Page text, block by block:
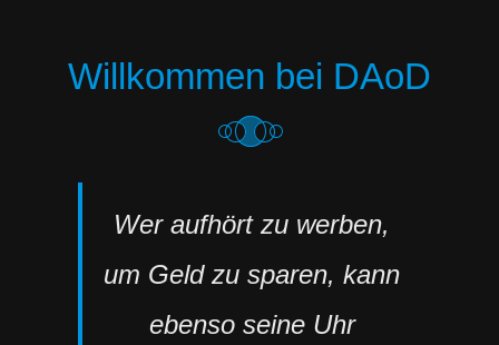
Willkommen bei DAoD
Wer aufhört zu werben,
um Geld zu sparen, kann
ebenso seine Uhr